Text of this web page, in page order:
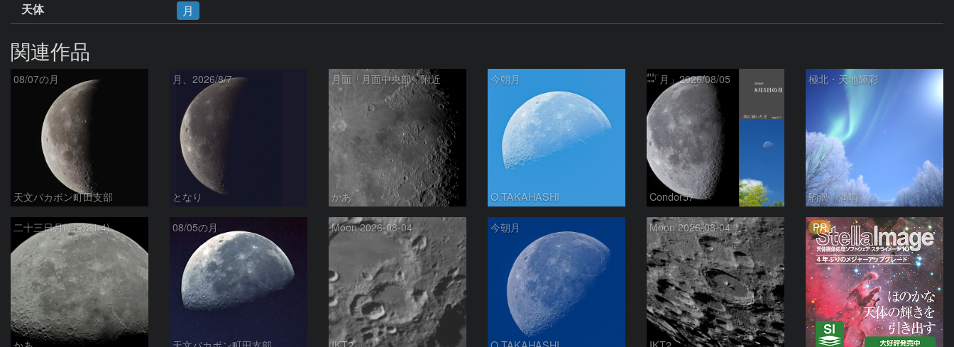
天体
月
関連作品
08/07の月
天文バカボン町田支部
月、2026/8/7
となり
月面「月面中央部」附近
かあ
今朝月
O.TAKAHASHI
「月」2026/08/05
Condor57
極北・天地輝彩
駒沢 満晴
二十三日月(月齢21.4) 08/05の月 Moon 2026-08-04 今朝月 Moon 2026-08-04 PR